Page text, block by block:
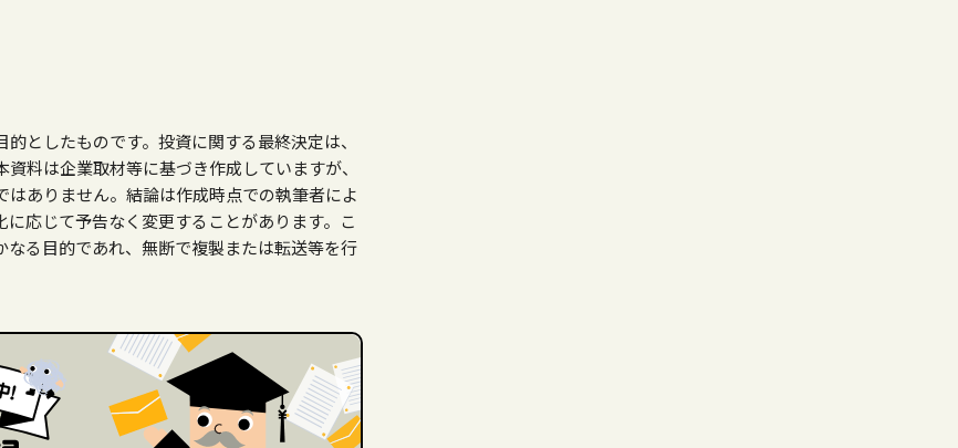
としたものです。投資に関する最終決定は、
料は企業取材等に基づき作成していますが、
ありません。結論は作成時点での執筆者によ
応じて予告なく変更することがあります。こ
る目的であれ、無断で複製または転送等を行